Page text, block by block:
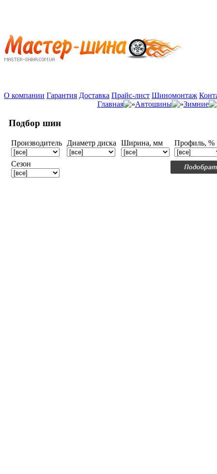
О компании Гарантия Доставка Прайс-лист Шиномонтаж
Главная
Автошины Зимние
Подбор шин
Производитель Диаметр диска Ширина, мм Профиль, %
Сезон